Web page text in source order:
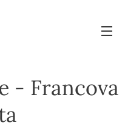
- Francova